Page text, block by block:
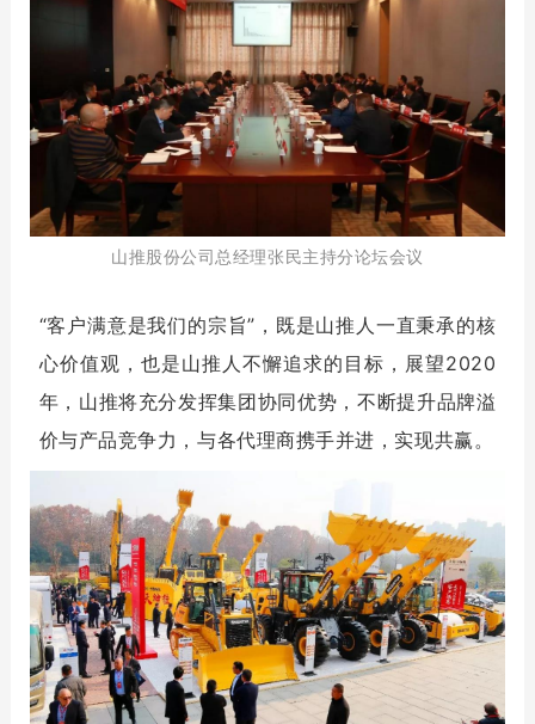
山推股份公司总经理张民主持分论坛会议
“客户满意是我们的宗旨”，既是山推人一直秉承的核
心价值观，也是山推人不懈追求的目标，展望2020
年，山推将充分发挥集团协同优势，不断提升品牌溢
价与产品竞争力，与各代理商携手并进，实现共赢。